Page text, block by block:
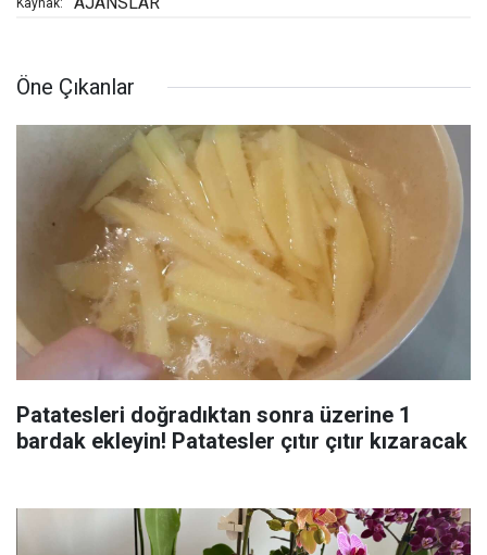
Kaynak:
Öne Çıkanlar
Patatesleri doğradıktan sonra üzerine 1
bardak ekleyin! Patatesler çıtır çıtır kızaracak